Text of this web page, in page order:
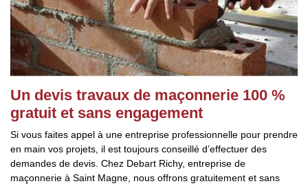
Un devis travaux de maçonnerie 100 %
gratuit et sans engagement
Si vous faites appel à une entreprise professionnelle pour prendre
en main vos projets, il est toujours conseillé d’effectuer des
demandes de devis. Chez Debart Richy, entreprise de
maçonnerie à Saint Magne, nous offrons gratuitement et sans